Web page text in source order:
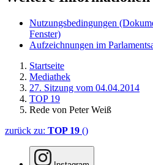
Nutzungsbedingungen
Fenster)
Aufzeichnungen im
Startseite
Mediathek
27. Sitzung vom 04.04.2014
TOP 19
Rede von Peter Weiß
zurück zu: TOP 19 ()